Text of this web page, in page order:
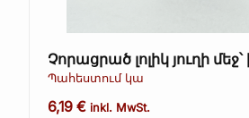
Չորացրած լոլիկ յուղի
Gourmet Lab 340 գ
Պահեստում կա
6,19€ inkl. MwSt.